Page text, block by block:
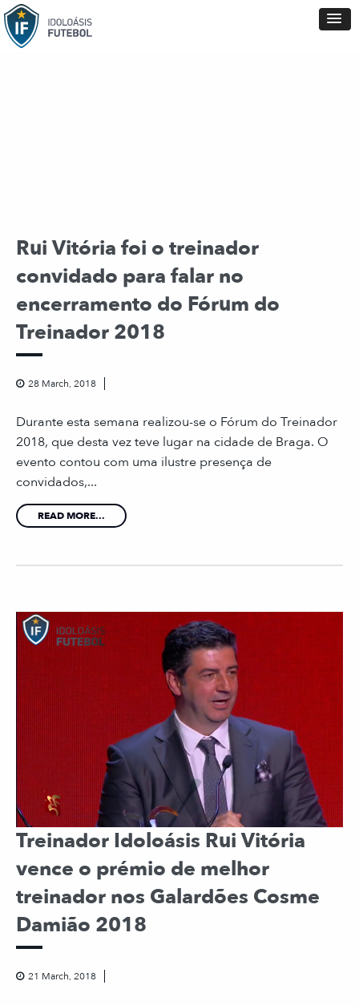
Rui Vitória foi o treinador
convidado para falar no
encerramento do Fórum do
Treinador 2018
28 March, 2018
Durante esta semana realizou-se o Fórum do Treinador
2018, que desta vez teve lugar na cidade de Braga. O
evento contou com uma ilustre presença de
convidados,...
READ MORE...
Treinador Idoloásis Rui Vitória
vence o prémio de melhor
treinador nos Galardões Cosme
Damião 2018
21 March, 2018